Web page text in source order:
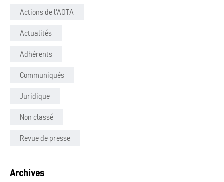
Actions de l'AOTA
Actualités
Adhérents
Communiqués
Juridique
Non classé
Revue de presse
Archives